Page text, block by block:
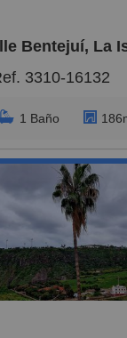
Bentejuí, La
3310-16132
1 Baño